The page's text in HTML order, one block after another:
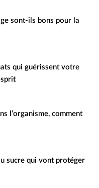
sont-ils bons pour la
qui guérissent votre
l’organisme, comment
sucre qui vont protéger